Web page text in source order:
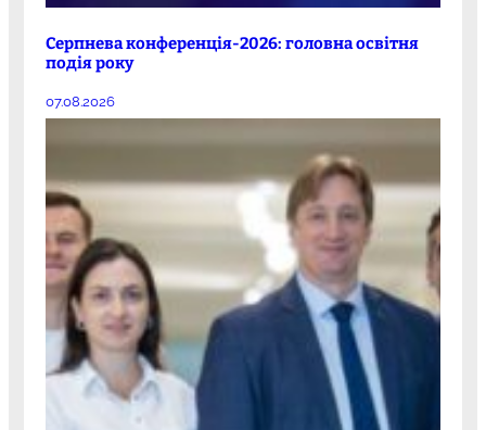
Серпнева конференція-2026: головна освітня
подія року
07.08.2026